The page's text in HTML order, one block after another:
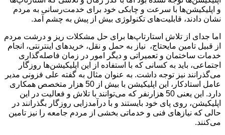
و اپلیکیشن‌ها با سرعت و چابکی خود برای خدمت‌رسانی به مردم
نشان دادند، قابلیت‌های تکنولوژی بیش از پیش به چشم آمد.
اما جدای از تلاش استارتاپ‌ها برای حل مشکلات ریز و درشت مردم
از قبیل تامین مایحتاج، نیاز به حمل و نقل، خریدهای اینترنتی، انجام
خدمات ساختمان و تعمیراتی و دیگر امور در زمان فاصله‌گذاری
اجتماعی، باید به کسانی که با استفاده از این اپلیکیشن‌ها روزگار
می‌گذرانند نیز توجه داشت. به عنوان مثال به گفته علی فزونی مدیر
عامل استادکار، این اپلیکیشن با بیش از 50 هزار متخصص همکاری
دارد. این یعنی 50 هزارنفر که می‌توانند با تلاش و فعالیت در این
اپلیکیشن، روی پای خود بایستند و با درآمدزایی روزگار بگذرانند در
حالی که نیازهای فنی و خدماتی بخشی از مردم جامعه را نیز تامین
می‌کنند.